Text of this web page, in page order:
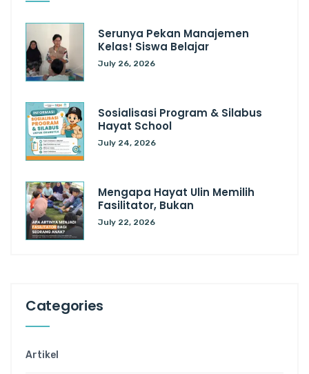
Serunya Pekan Manajemen
Kelas! Siswa Belajar
July 26, 2026
Sosialisasi Program & Silabus
Hayat School
July 24, 2026
Mengapa Hayat Ulin Memilih
Fasilitator, Bukan
July 22, 2026
Categories
Artikel